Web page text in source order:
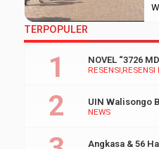
TERPOPULER
RESENSI RESENSI
NOVEL “3726
NEWS
UIN Walisongo
Angkasa & 56